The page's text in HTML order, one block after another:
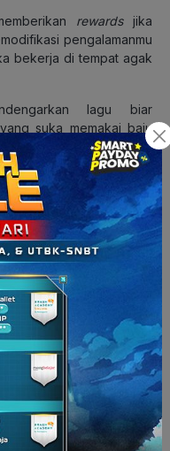
rewards jika
pengalamanmu
bekerja di tempat agak
lagu biar
suka memakai baju
benaran. Ada yang mau
dengan kerja bareng
misalnya. Ngerjain
Ini bisa Ningkatin
orang berbeda.
Itu juga buanyak.
jenis pekerjaan yang
yang gatelan ketika
di kamar lain saat
sebetulnya gak butuh
internet ke laptopmu